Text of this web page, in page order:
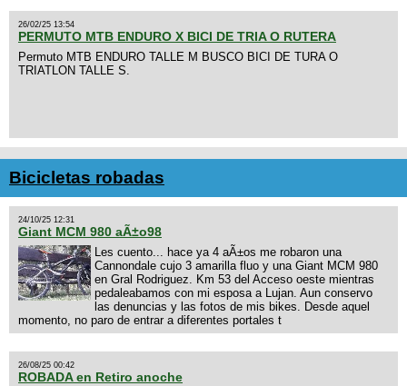
26/02/25 13:54
PERMUTO MTB ENDURO X BICI DE TRIA O RUTERA
Permuto MTB ENDURO TALLE M BUSCO BICI DE TURA O
TRIATLON TALLE S.
Bicicletas robadas
24/10/25 12:31
Giant MCM 980 aÃ±o98
Les cuento... hace ya 4 aÃ±os me robaron una
Cannondale cujo 3 amarilla fluo y una Giant MCM 980
en Gral Rodriguez. Km 53 del Acceso oeste mientras
pedaleabamos con mi esposa a Lujan. Aun conservo
las denuncias y las fotos de mis bikes. Desde aquel
momento, no paro de entrar a diferentes portales t
26/08/25 00:42
ROBADA en Retiro anoche